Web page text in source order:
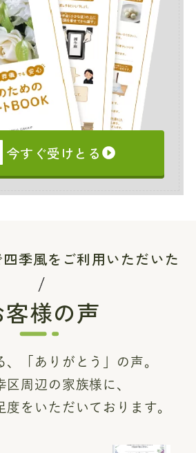
今すぐ受けとる
季風をご利用いただいた
客様の声
、「ありがとう」の声。
区周辺の家族様に、
度をいただいております。